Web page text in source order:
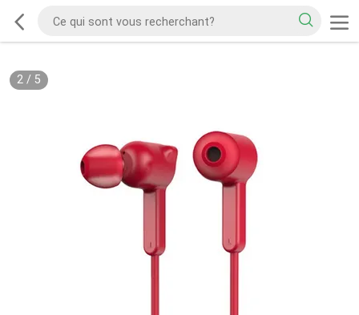
2/ 5